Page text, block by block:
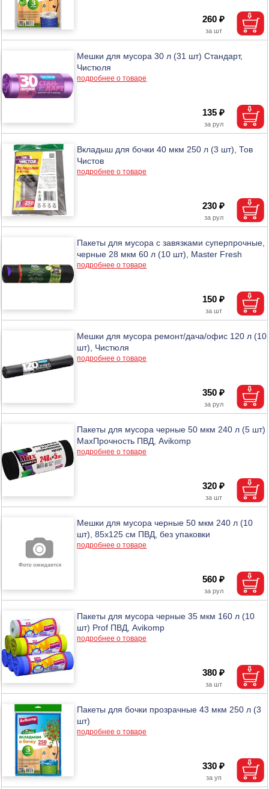
260 ₽
Мешки для мусора 30 л (31 шт) Стандарт,
Чистюля
подробнее о товаре
135 ₽
Вкладыш для бочки 40 мкм 250 л (3 шт), Тов
Чистов
подробнее о товаре
230 ₽
Пакеты для мусора с завязками суперпрочные,
черные 28 мкм 60 л (10 шт), Master Fresh
подробнее о товаре
150 ₽
Мешки для мусора ремонт/дача/офис 120 л (10
шт), Чистюля
подробнее о товаре
350 ₽
Пакеты для мусора черные 50 мкм 240 л (5 шт)
MaхПрочность ПВД, Avikomp
подробнее о товаре
320 ₽
Мешки для мусора черные 50 мкм 240 л (10
шт), 85х125 см ПВД, без упаковки
подробнее о товаре
560 ₽
Пакеты для мусора черные 35 мкм 160 л (10
шт) Prof ПВД, Avikomp
подробнее о товаре
380 ₽
Пакеты для бочки прозрачные 43 мкм 250 л (3
шт)
подробнее о товаре
330 ₽